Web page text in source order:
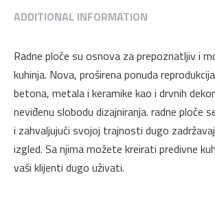
x
mm
Kronospan
quantity
ADDITIONAL INFORMATION
Radne ploče su osnova za prepoznatljiv i
kuhinja. Nova, proširena ponuda
betona, metala i keramike kao i drvnih
neviđenu slobodu dizajniranja. radne ploče
i zahvaljujući svojoj trajnosti dugo
izgled. Sa njima možete kreirati predivne
vaši klijenti dugo uživati.